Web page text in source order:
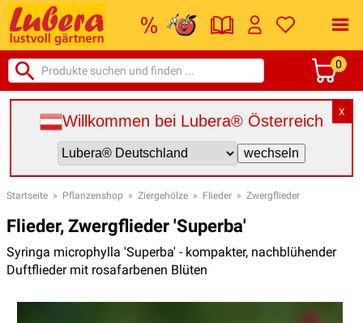
0
X
Willkommen bei Lubera® Österreich
Startseite » Pflanzenshop » Ziergehölze » Flieder » Zwergflieder
Flieder, Zwergflieder 'Superba'
Syringa microphylla 'Superba' - kompakter, nachblühender
Duftflieder mit rosafarbenen Blüten